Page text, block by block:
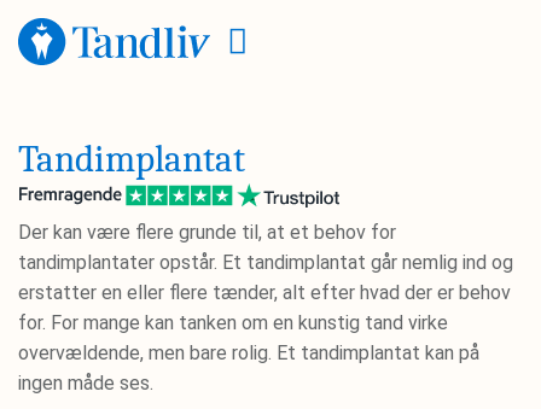
Tandimplantat
Der kan være flere grunde til, at et behov for
tandimplantater opstår. Et tandimplantat går nemlig ind og
erstatter en eller flere tænder, alt efter hvad der er behov
for. For mange kan tanken om en kunstig tand virke
overvældende, men bare rolig. Et tandimplantat kan på
ingen måde ses.